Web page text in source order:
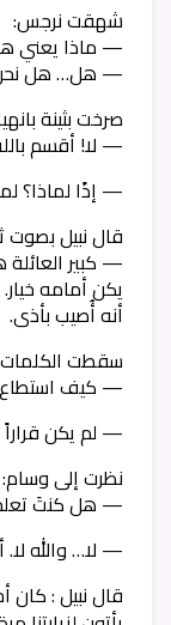
شهقت نرجس:
— ماذا يعني
— هل… هل نحن
صرخت بثينة
— لا! أقسم
— إذًا لماذا؟
قال نبيل بصوت
— كبير
يكن أمامه
أنه أُصيب بأذى.
سقطت
— كيف
— لم يكن قراراً
نظرت إلى وسام:
— هل كنتَ
— لا… والله
قال نبيل : كان